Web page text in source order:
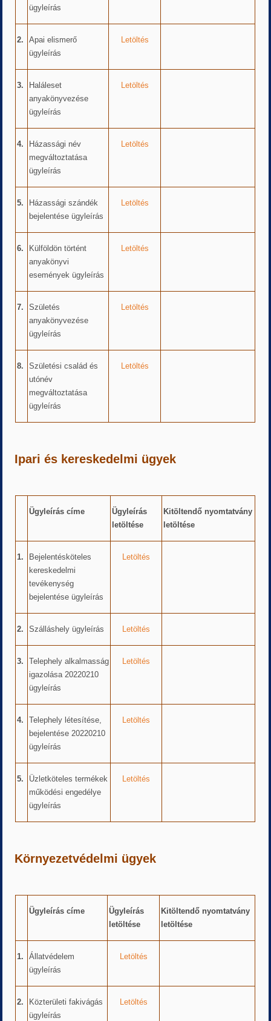
ügyleírás
2.
Apai elismerő
ügyleírás
Letöltés
3.
Haláleset
anyakönyvezése
ügyleírás
Letöltés
4.
Házassági név
megváltoztatása
ügyleírás
Letöltés
5.
Házassági szándék
bejelentése ügyleírás
Letöltés
6.
Külföldön történt
anyakönyvi
események ügyleírás
Letöltés
7.
Születés
anyakönyvezése
ügyleírás
Letöltés
8.
Születési család és
utónév
megváltoztatása
ügyleírás
Letöltés
Ipari és kereskedelmi ügyek
Ügyleírás címe
Ügyleírás
letöltése
Kitöltendő nyomtatvány
letöltése
1.
Bejelentésköteles
kereskedelmi
tevékenység
bejelentése ügyleírás
Letöltés
2. Szálláshely ügyleírás Letöltés
3.
Telephely alkalmasság
igazolása 20220210
ügyleírás
Letöltés
4.
Telephely létesítése,
bejelentése 20220210
ügyleírás
Letöltés
5.
Üzletköteles termékek
működési engedélye
ügyleírás
Letöltés
Környezetvédelmi ügyek
Ügyleírás címe
Ügyleírás
letöltése
Kitöltendő nyomtatvány
letöltése
1.
Állatvédelem
ügyleírás
Letöltés
2.
Közterületi fakivágás
ügyleírás
Letöltés